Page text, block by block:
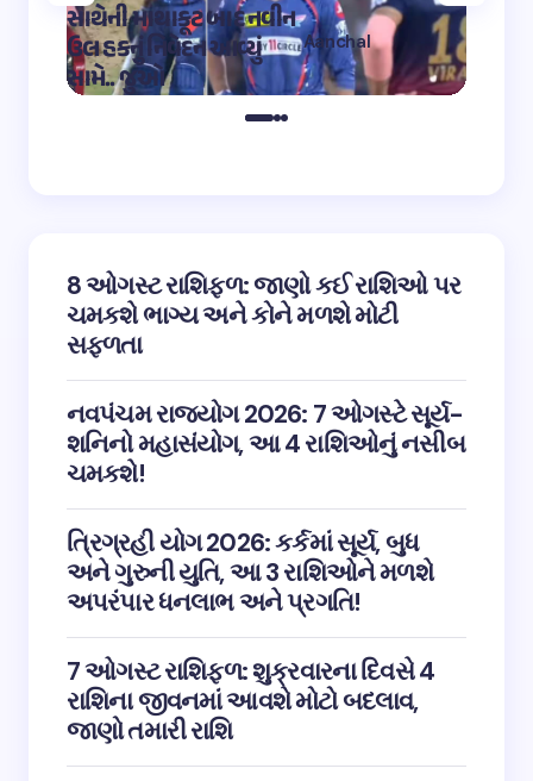
સાથેની માથાકૂટ બાદ નવીન
ઉલ હકનું નિવેદન આવ્યું
સામે.. જુઓ
Aanchal
on 12:32 pm May 4,
2023
8 ઓગસ્ટ રાશિફળ: જાણો કઈ રાશિઓ પર
ચમકશે ભાગ્ય અને કોને મળશે મોટી
સફળતા
નવપંચમ રાજયોગ 2026: 7 ઓગસ્ટે સૂર્ય-
શનિનો મહાસંયોગ, આ 4 રાશિઓનું નસીબ
ચમકશે!
ત્રિગ્રહી યોગ 2026: કર્કમાં સૂર્ય, બુધ
અને ગુરુની યુતિ, આ 3 રાશિઓને મળશે
અપરંપાર ધનલાભ અને પ્રગતિ!
7 ઓગસ્ટ રાશિફળ: શુક્રવારના દિવસે 4
રાશિના જીવનમાં આવશે મોટો બદલાવ,
જાણો તમારી રાશિ